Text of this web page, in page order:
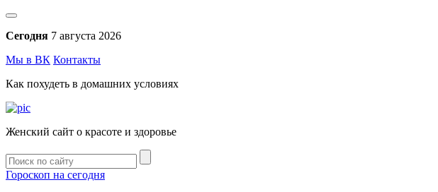
Сегодня 7 августа 2026
Мы в ВК Контакты
Как похудеть в домашних условиях
Женский сайт о красоте и здоровье
Гороскоп на сегодня